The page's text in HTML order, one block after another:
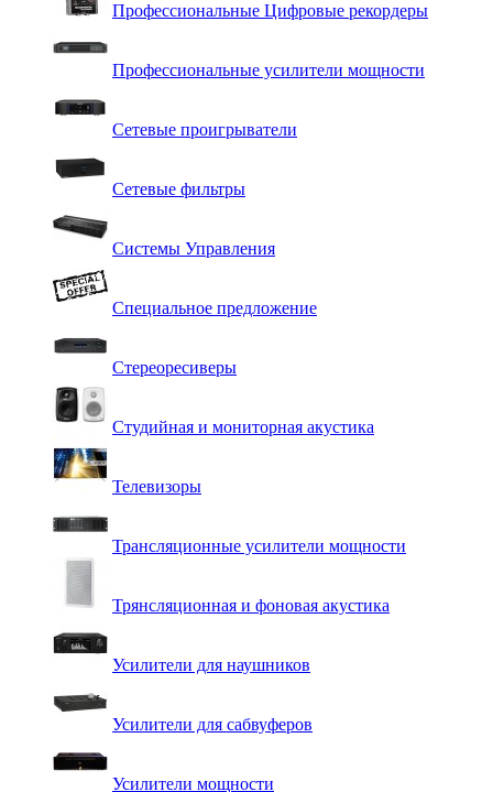
Профессиональные Цифровые рекордеры
Профессиональные усилители мощности
Сетевые проигрыватели
Сетевые фильтры
Системы Управления
Специальное предложение
Стереоресиверы
Студийная и мониторная акустика
Телевизоры
Трансляционные усилители мощности
Трянсляционная и фоновая акустика
Усилители для наушников
Усилители для сабвуферов
Усилители мощности